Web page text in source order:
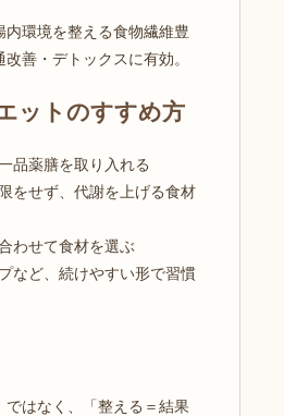
内環境を整える食物繊維豊
善・デトックスに有効。
ットのすすめ方
品薬膳を取り入れる
をせず、代謝を上げる食材
わせて食材を選ぶ
など、続けやすい形で習慣
ではなく、「整える＝結果